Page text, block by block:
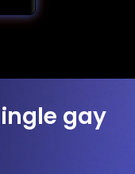
gay